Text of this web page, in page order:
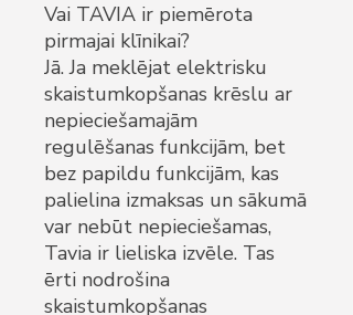
Vai TAVIA ir piemērota
pirmajai klīnikai?
Jā. Ja meklējat elektrisku
skaistumkopšanas krēslu ar
nepieciešamajām
regulēšanas funkcijām, bet
bez papildu funkcijām, kas
palielina izmaksas un sākumā
var nebūt nepieciešamas,
Tavia ir lieliska izvēle. Tas
ērti nodrošina
skaistumkopšanas